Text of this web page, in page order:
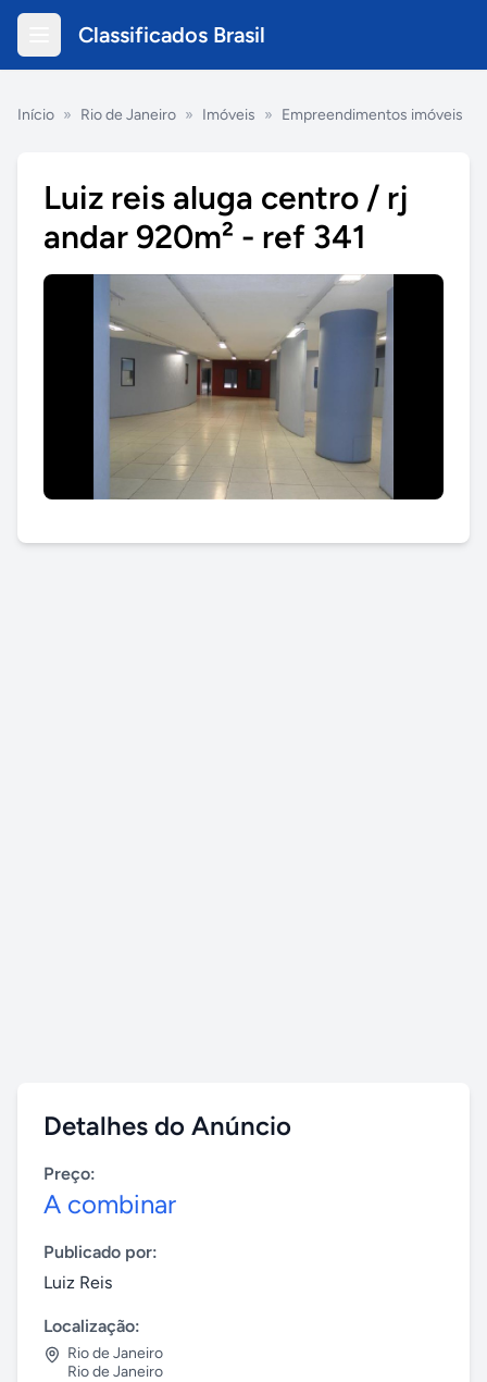
Classificados Brasil
Início » Rio de Janeiro » Imóveis » Empreendimentos imóveis
Luiz reis aluga centro / rj
andar 920m² - ref 341
Detalhes do Anúncio
Preço:
A combinar
Publicado por:
Luiz Reis
Localização:
Rio de Janeiro
Rio de Janeiro